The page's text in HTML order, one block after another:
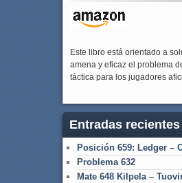
Este libro está orientado a
amena y eficaz el problema
táctica para los jugadores
Entradas recientes
Posición 659: Ledger –
Problema 632
Mate 648 Kilpela –